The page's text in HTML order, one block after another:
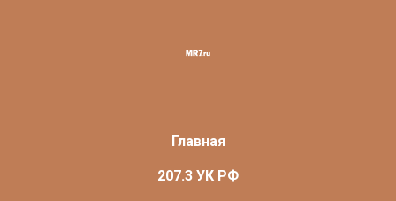
Главная
207.3 УК РФ